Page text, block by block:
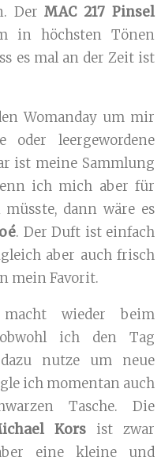
DerMAC 217 Pinsel
in höchsten Tönen
es mal an der Zeit ist
Womanday um mir
oder leergewordene
ist meine Sammlung
ich mich aber für
dann wäre es
. Der Duft ist einfach
aber auch frisch
mein Favorit.
wieder beim
ich den Tag
nutze um neue
ich momentan auch
Tasche. Die
Korsist zwar
eine kleine und